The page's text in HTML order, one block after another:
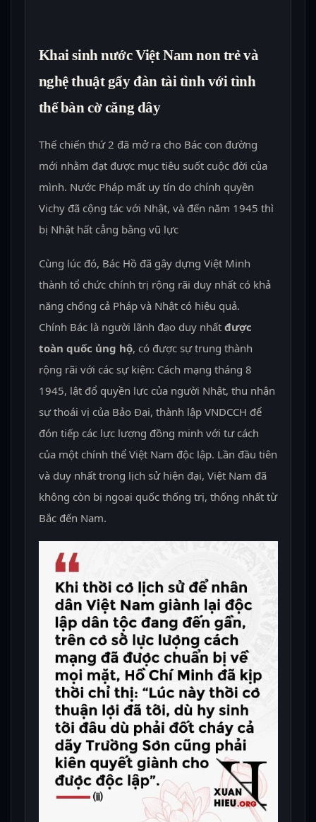
Khai sinh nước Việt Nam non trẻ và
nghệ thuật gẩy đàn tài tình với tình
thế bàn cờ căng dây
Thế chiến thứ 2 đã mở ra cho Bác con đường
mới nhằm đạt được mục tiêu suốt cuộc đời của
mình. Nước Pháp mất uy tín do chính quyền
Vichy đã cộng tác với Nhật, và đến năm 1945 thì
bị Nhật hất cẳng bằng vũ lực
Cùng lúc đó, Bác Hồ đã gây dựng Việt Minh
thành tổ chức chính trị rộng rãi duy nhất có khả
năng chống cả Pháp và Nhật có hiệu quả.
Chính Bác là người lãnh đạo duy nhất được
toàn quốc ủng hộ, có được sự trung thành
rộng rãi với các sự kiện: Cách mạng tháng 8
1945, lật đổ quyền lực của người Nhật, thu nhận
sự thoái vị của Bảo Đại, thành lập VNDCCH để
đón tiếp các lực lượng đồng minh với tư cách
của một chính thể Việt Nam độc lập. Lần đầu tiên
và duy nhất trong lịch sử hiện đại, Việt Nam đã
không còn bị ngoại quốc thống trị, thống nhất từ
Bắc đến Nam.